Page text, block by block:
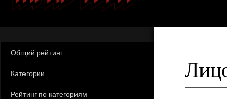
Общий рейтинг
Категории
Рейтинг по категориям